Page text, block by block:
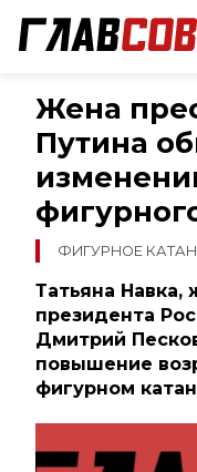
Жена
Путина
ФИГУРНОЕ
Татьяна Навка,
президента
Дмитрий
повышение
фигурном